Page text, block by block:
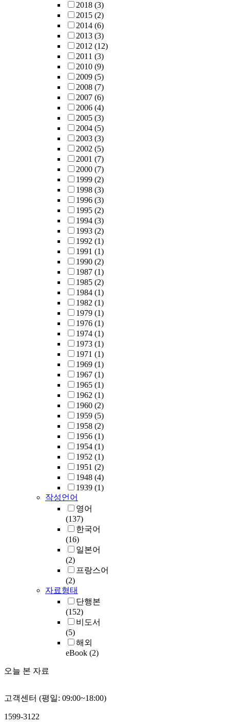
2018 (3)
2015 (2)
2014 (6)
2013 (3)
2012 (12)
2011 (3)
2010 (9)
2009 (5)
2008 (7)
2007 (6)
2006 (4)
2005 (3)
2004 (5)
2003 (3)
2002 (5)
2001 (7)
2000 (7)
1999 (2)
1998 (3)
1996 (3)
1995 (2)
1994 (3)
1993 (2)
1992 (1)
1991 (1)
1990 (2)
1987 (1)
1985 (2)
1984 (1)
1982 (1)
1979 (1)
1976 (1)
1974 (1)
1973 (1)
1971 (1)
1969 (1)
1967 (1)
1965 (1)
1962 (1)
1960 (2)
1959 (5)
1958 (2)
1956 (1)
1954 (1)
1952 (1)
1951 (2)
1948 (4)
1939 (1)
작성언어
영어
(137)
한국어
(16)
일본어
(2)
프랑스어
(2)
자료형태
단행본
(152)
비도서
(5)
해외
eBook (2)
오늘 본 자료
고객센터 (평일: 09:00~18:00)
1599-3122